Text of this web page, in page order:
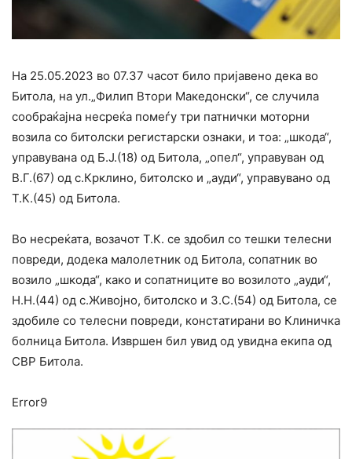
На 25.05.2023 во 07.37 часот било пријавено дека во
Битола, на ул.„Филип Втори Македонски“, се случила
сообраќајна несреќа помеѓу три патнички моторни
возила со битолски регистарски ознаки, и тоа: „шкода“,
управувана од Б.Ј.(18) од Битола, „опел“, управуван од
В.Г.(67) од с.Крклино, битолско и „ауди“, управувано од
Т.К.(45) од Битола.
Во несреќата, возачот Т.К. се здобил со тешки телесни
повреди, додека малолетник од Битола, сопатник во
возило „шкода“, како и сопатниците во возилото „ауди“,
Н.Н.(44) од с.Живојно, битолско и З.С.(54) од Битола, се
здобиле со телесни повреди, констатирани во Клиничка
болница Битола. Извршен бил увид од увидна екипа од
СВР Битола.
Error9